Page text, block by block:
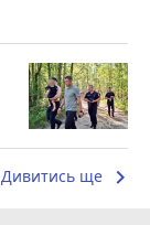
Дивитись ще keyboard_arrow_right